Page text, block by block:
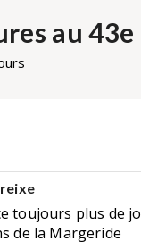
au
toujours plus de
de la Margeride